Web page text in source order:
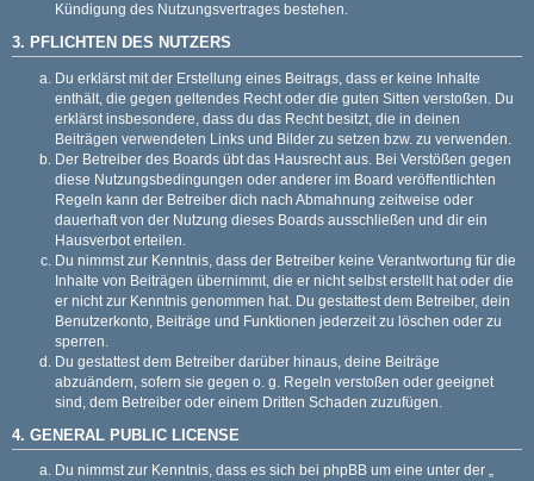
Kündigung des Nutzungsvertrages bestehen.
3. PFLICHTEN DES NUTZERS
Du erklärst mit der Erstellung eines Beitrags, dass er keine Inhalte
enthält, die gegen geltendes Recht oder die guten Sitten verstoßen. Du
erklärst insbesondere, dass du das Recht besitzt, die in deinen
Beiträgen verwendeten Links und Bilder zu setzen bzw. zu verwenden.
Der Betreiber des Boards übt das Hausrecht aus. Bei Verstößen gegen
diese Nutzungsbedingungen oder anderer im Board veröffentlichten
Regeln kann der Betreiber dich nach Abmahnung zeitweise oder
dauerhaft von der Nutzung dieses Boards ausschließen und dir ein
Hausverbot erteilen.
Du nimmst zur Kenntnis, dass der Betreiber keine Verantwortung für die
Inhalte von Beiträgen übernimmt, die er nicht selbst erstellt hat oder die
er nicht zur Kenntnis genommen hat. Du gestattest dem Betreiber, dein
Benutzerkonto, Beiträge und Funktionen jederzeit zu löschen oder zu
sperren.
Du gestattest dem Betreiber darüber hinaus, deine Beiträge
abzuändern, sofern sie gegen o. g. Regeln verstoßen oder geeignet
sind, dem Betreiber oder einem Dritten Schaden zuzufügen.
4. GENERAL PUBLIC LICENSE
Du nimmst zur Kenntnis, dass es sich bei phpBB um eine unter der „